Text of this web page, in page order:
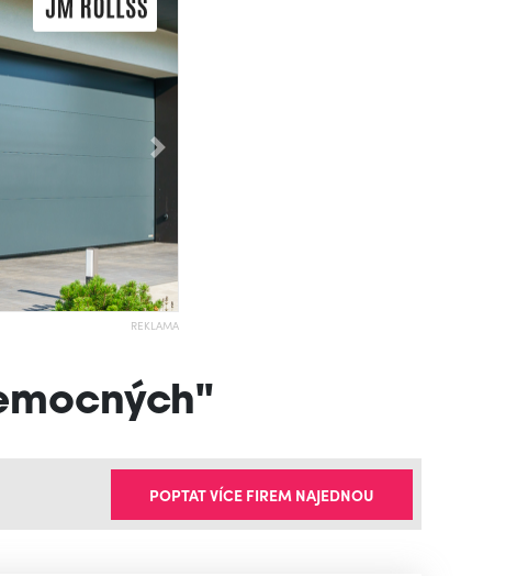
Následující
REKLAMA
POPTAT VÍCE FIREM NAJEDNOU